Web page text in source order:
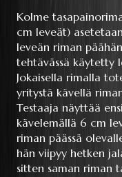
Kolme
cm leveät)
leveän riman
tehtävässä käytetty
Jokaisella rimalla
yritystä kävellä
Testaaja näyttää
kävelemällä 6 cm
riman päässä
hän viipyy hetken
sitten saman riman